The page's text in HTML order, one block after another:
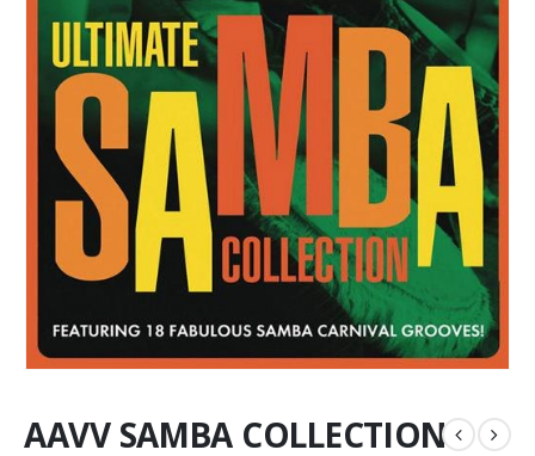
AAVV SAMBA COLLECTION